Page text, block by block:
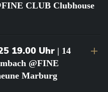
CLUB Clubhouse
19.00 Uhr | 14
@FINE
Marburg